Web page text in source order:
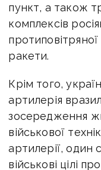
пункт, а також
комплексів
ракети.
Крім того,
артилерія
зосередження
військової
артилерії, один
військові цілі